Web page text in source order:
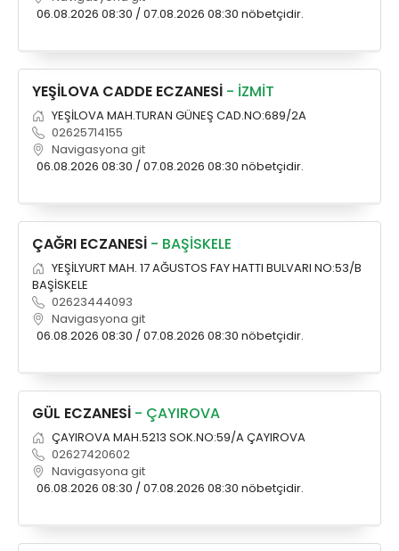
06.08.2026 08:30 / 07.08.2026 08:30 nöbetçidir.
YEŞİLOVA CADDE ECZANESİ - İZMİT
YEŞİLOVA MAH.TURAN GÜNEŞ CAD.NO:689/2A
02625714155
Navigasyona git
06.08.2026 08:30 / 07.08.2026 08:30 nöbetçidir.
ÇAĞRI ECZANESİ - BAŞİSKELE
YEŞİLYURT MAH. 17 AĞUSTOS FAY HATTI BULVARI NO:53/B
BAŞİSKELE
02623444093
Navigasyona git
06.08.2026 08:30 / 07.08.2026 08:30 nöbetçidir.
GÜL ECZANESİ - ÇAYIROVA
ÇAYIROVA MAH.5213 SOK.NO:59/A ÇAYIROVA
02627420602
Navigasyona git
06.08.2026 08:30 / 07.08.2026 08:30 nöbetçidir.